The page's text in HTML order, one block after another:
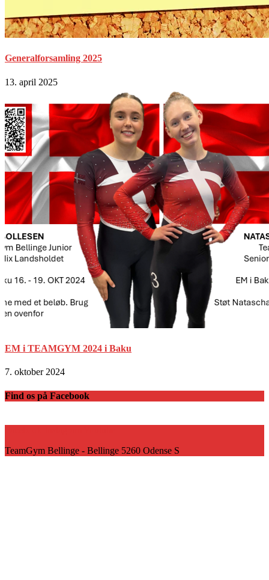
Generalforsamling 2025
13. april 2025
EM i TEAMGYM 2024 i Baku
7. oktober 2024
Find os på Facebook
TeamGym Bellinge - Bellinge 5260 Odense S